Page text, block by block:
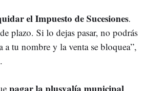
el Impuesto de Sucesiones.
plazo. Si lo dejas pasar, no podrás
tu nombre y la venta se bloquea”,
pagar la plusvalía municipal